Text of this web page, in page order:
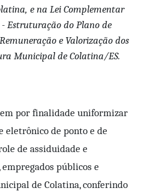
e na Lei Complementar
- Estruturação do Plano de
e Valorização dos
Municipal de Colatina/ES.
por finalidade uniformizar
eletrônico de ponto e de
de assiduidade e
públicos e
de Colatina, conferindo